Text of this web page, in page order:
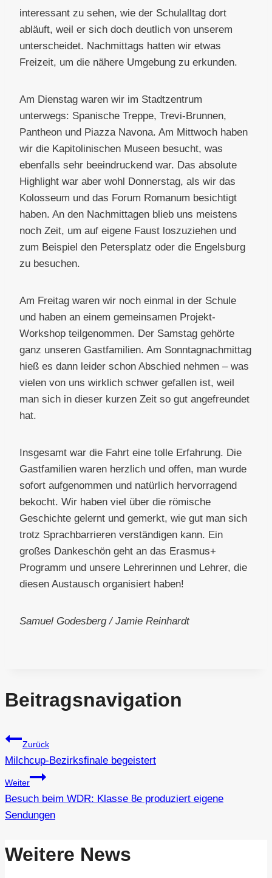
interessant zu sehen, wie der Schulalltag dort
abläuft, weil er sich doch deutlich von unserem
unterscheidet. Nachmittags hatten wir etwas
Freizeit, um die nähere Umgebung zu erkunden.
Am Dienstag waren wir im Stadtzentrum
unterwegs: Spanische Treppe, Trevi-Brunnen,
Pantheon und Piazza Navona. Am Mittwoch haben
wir die Kapitolinischen Museen besucht, was
ebenfalls sehr beeindruckend war. Das absolute
Highlight war aber wohl Donnerstag, als wir das
Kolosseum und das Forum Romanum besichtigt
haben. An den Nachmittagen blieb uns meistens
noch Zeit, um auf eigene Faust loszuziehen und
zum Beispiel den Petersplatz oder die Engelsburg
zu besuchen.
Am Freitag waren wir noch einmal in der Schule
und haben an einem gemeinsamen Projekt-
Workshop teilgenommen. Der Samstag gehörte
ganz unseren Gastfamilien. Am Sonntagnachmittag
hieß es dann leider schon Abschied nehmen – was
vielen von uns wirklich schwer gefallen ist, weil
man sich in dieser kurzen Zeit so gut angefreundet
hat.
Insgesamt war die Fahrt eine tolle Erfahrung. Die
Gastfamilien waren herzlich und offen, man wurde
sofort aufgenommen und natürlich hervorragend
bekocht. Wir haben viel über die römische
Geschichte gelernt und gemerkt, wie gut man sich
trotz Sprachbarrieren verständigen kann. Ein
großes Dankeschön geht an das Erasmus+
Programm und unsere Lehrerinnen und Lehrer, die
diesen Austausch organisiert haben!
Samuel Godesberg / Jamie Reinhardt
Beitragsnavigation
Zurück
Milchcup-Bezirksfinale begeistert
Weiter
Besuch beim WDR: Klasse 8e produziert eigene
Sendungen
Weitere News